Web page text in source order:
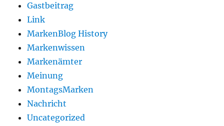
Gastbeitrag
Link
MarkenBlog History
Markenwissen
Markenämter
Meinung
MontagsMarken
Nachricht
Uncategorized